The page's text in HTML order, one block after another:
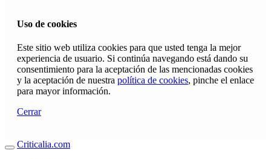
Uso de cookies
Este sitio web utiliza cookies para que usted tenga la mejor
experiencia de usuario. Si continúa navegando está dando su
consentimiento para la aceptación de las mencionadas cookies
y la aceptación de nuestra política de cookies, pinche el enlace
para mayor información.
Cerrar
Criticalia.com